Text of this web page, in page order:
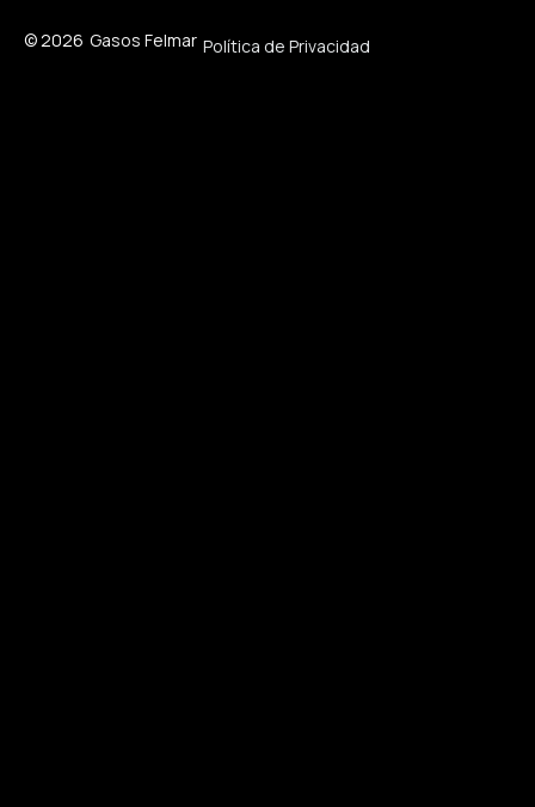
© 2026 Gasos Felmar Política de Privacidad